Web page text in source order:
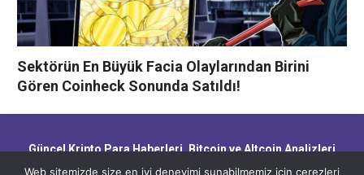
Sektörün En Büyük Facia Olaylarından Birini
Gören Coinheck Sonunda Satıldı!
Güncel Kripto Para Haberleri, Bitcoin ve Altcoin Analizleri,
Blockchain Gelişmeleri ve Piyasa Trendleri
Web sitemizde size en iyi deneyimi sunabilmemiz için çerezleri